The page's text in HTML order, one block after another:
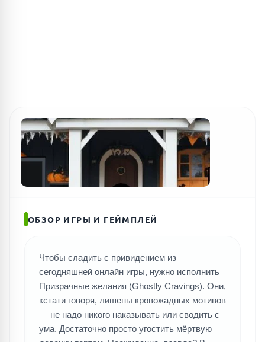
ОБЗОР ИГРЫ И ГЕЙМПЛЕЙ
Чтобы сладить с привидением из
сегодняшней онлайн игры, нужно исполнить
Призрачные желания (Ghostly Cravings). Они,
кстати говоря, лишены кровожадных мотивов
— не надо никого наказывать или сводить с
ума. Достаточно просто угостить мёртвую